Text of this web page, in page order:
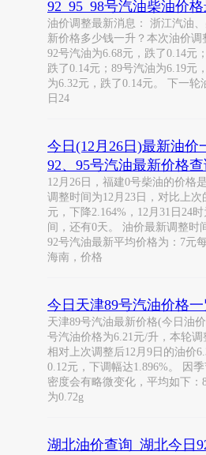
92_95_98号汽油柴油价
油价调整最新消息： 浙江汽油
新价格多少钱一升？本次油价调
92号汽油为6.68元，跌了0.14元
跌了0.14元；89号汽油为6.19元
为6.32元，跌了0.14元。 下一轮
日24
今日(12月26日)最新油价
92、95号汽油最新价格查
12月26日，福建0号柴油的价格
调整时间为12月23日，对比上次
元，下降2.164%，12月31日24
间，还有0天。 油价最新调整时
92号汽油最新平均价格为：7元
海南，价格
今日天津89号汽油价格
天津89号汽油最新价格(今日油
号汽油价格为6.21元/升，本轮调
相对上次调整后12月9日的油价
0.12元，下调幅达1.896%。 因
密度会有略微变化，平均如下：
为0.72g
湖北油价查询_湖北今日